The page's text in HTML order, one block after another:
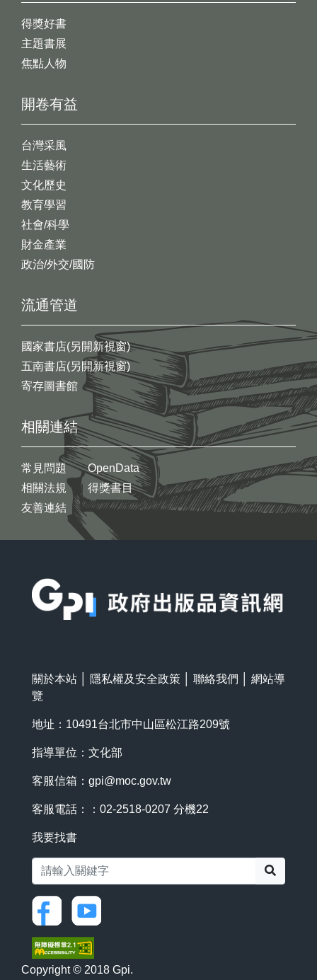
開卷有益
台灣采風
生活藝術
文化歷史
教育學習
社會/科學
財金產業
政治/外交/國防
得獎好書
主題書展
焦點人物
流通管道
國家書店(另開新視窗)
五南書店(另開新視窗)
寄存圖書館
相關連結
常見問題
相關法規
友善連結
OpenData
得獎書目
關於本站 隱私權及安全政策 聯絡我們
網站導
覽
地址：10491台北市中山區松江路209號
指導單位：文化部
客服信箱： gpi@moc.gov.tw
客服電話：：02-2518-0207 分機22
我要找書
Copyright © 2018 Gpi.